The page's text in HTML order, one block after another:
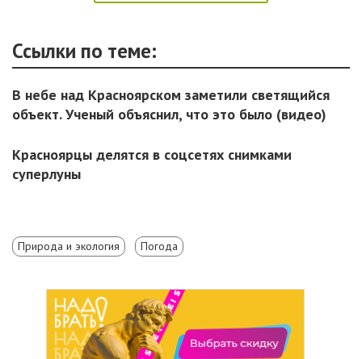
Ссылки по теме:
В небе над Красноярском заметили светящийся
объект. Ученый объяснил, что это было (видео)
Красноярцы делятся в соцсетях снимками
суперлуны
Природа и экология Погода